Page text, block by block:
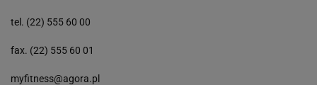
tel. (22) 555 60 00
fax. (22) 555 60 01
myfitness@agora.pl